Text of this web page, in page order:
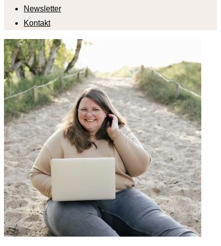
Newsletter
Kontakt